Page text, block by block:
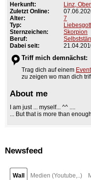
Herkunft:
Linz,
Zuletzt Online:
Alter:
7
Typ:
Liebesgott
Sternzeichen:
Skorpion
Beruf:
Dabei seit:
Triff mich demnächst:
Trag dich auf einem Event
zu zeigen wo man dich
About me
I am just ... myself... ^^ ....
... But that is more than
Newsfeed
Wall Medien (Youtube,..)